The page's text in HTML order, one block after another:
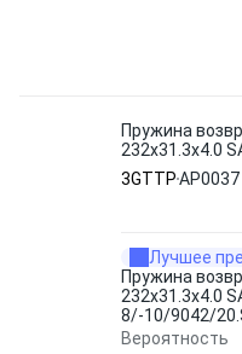
Пружина
232x31.3x4.0
8/-10/9042/
AP0037 3GTTP
3GTTPAP0037
Лучшее
Пружина
232x31.3x4.0
8/-10/9042/
Вероятность